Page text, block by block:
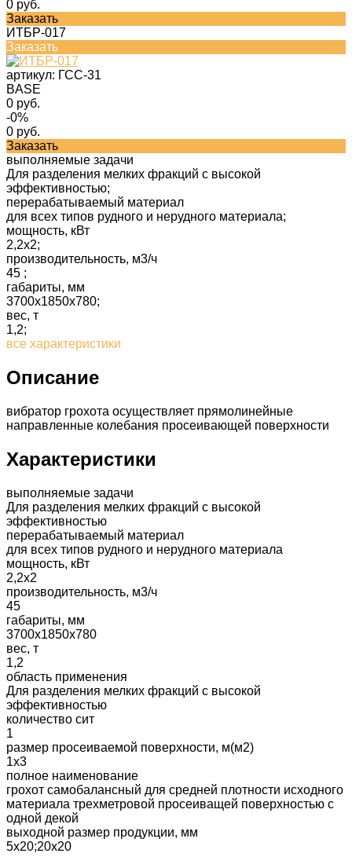
0 руб.
Заказать
ИТБР-017
Заказать
артикул: ГСС-31
BASE
0 руб.
-0%
0 руб.
Заказать
выполняемые задачи
Для разделения мелких фракций с высокой
эффективностью;
перерабатываемый материал
для всех типов рудного и нерудного материала;
мощность, кВт
2,2х2;
производительность, м3/ч
45 ;
габариты, мм
3700х1850х780;
вес, т
1,2;
все характеристики
Описание
вибратор грохота осуществляет прямолинейные
направленные колебания просеивающей поверхности
Характеристики
выполняемые задачи
Для разделения мелких фракций с высокой
эффективностью
перерабатываемый материал
для всех типов рудного и нерудного материала
мощность, кВт
2,2х2
производительность, м3/ч
45
габариты, мм
3700х1850х780
вес, т
1,2
область применения
Для разделения мелких фракций с высокой
эффективностью
количество сит
1
размер просеиваемой поверхности, м(м2)
1х3
полное наименование
грохот самобалансный для средней плотности исходного
материала трехметровой просеиващей поверхностью с
одной декой
выходной размер продукции, мм
5х20;20х20